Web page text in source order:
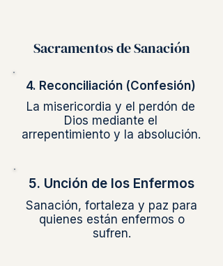
Sacramentos de Sanación
4. Reconciliación (Confesión)
La misericordia y el perdón de
Dios mediante el
arrepentimiento y la absolución.
5. Unción de los Enfermos
Sanación, fortaleza y paz para
quienes están enfermos o
sufren.